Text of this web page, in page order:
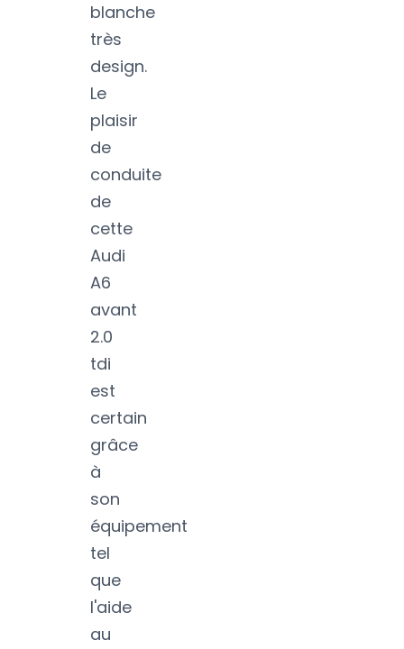
blanche
très
design.
Le
plaisir
de
conduite
de
cette
Audi
A6
avant
2.0
tdi
est
certain
grâce
à
son
équipement
tel
que
l'aide
au